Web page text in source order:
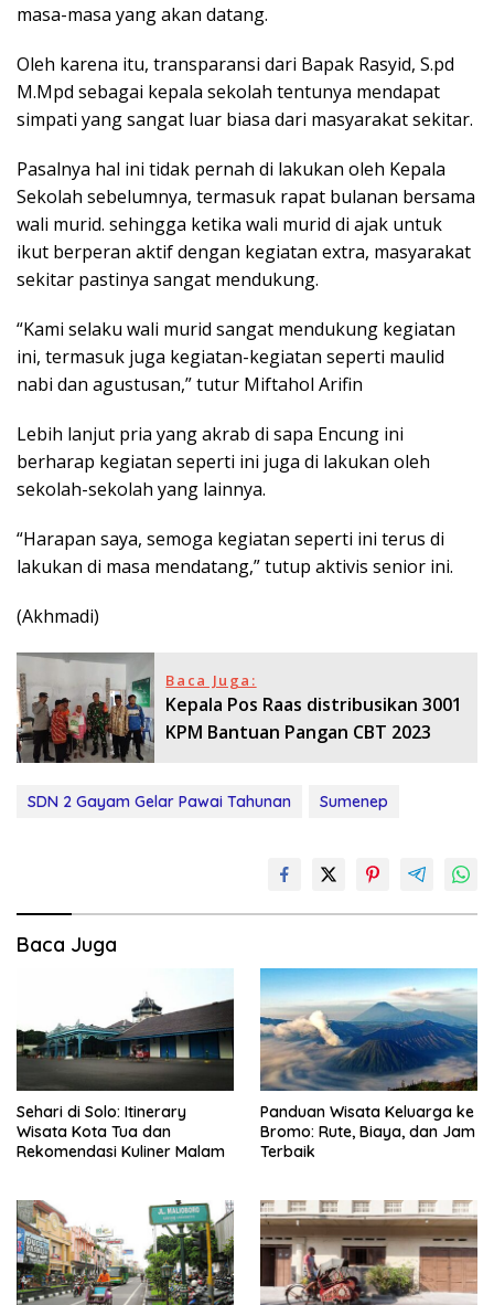
masa-masa yang akan datang.
Oleh karena itu, transparansi dari Bapak Rasyid, S.pd
M.Mpd sebagai kepala sekolah tentunya mendapat
simpati yang sangat luar biasa dari masyarakat sekitar.
Pasalnya hal ini tidak pernah di lakukan oleh Kepala
Sekolah sebelumnya, termasuk rapat bulanan bersama
wali murid. sehingga ketika wali murid di ajak untuk
ikut berperan aktif dengan kegiatan extra, masyarakat
sekitar pastinya sangat mendukung.
“Kami selaku wali murid sangat mendukung kegiatan
ini, termasuk juga kegiatan-kegiatan seperti maulid
nabi dan agustusan,” tutur Miftahol Arifin
Lebih lanjut pria yang akrab di sapa Encung ini
berharap kegiatan seperti ini juga di lakukan oleh
sekolah-sekolah yang lainnya.
“Harapan saya, semoga kegiatan seperti ini terus di
lakukan di masa mendatang,” tutup aktivis senior ini.
(Akhmadi)
Baca Juga:
Kepala Pos Raas distribusikan 3001
KPM Bantuan Pangan CBT 2023
SDN 2 Gayam Gelar Pawai Tahunan Sumenep
Baca Juga
Sehari di Solo: Itinerary
Wisata Kota Tua dan
Rekomendasi Kuliner Malam
Panduan Wisata Keluarga ke
Bromo: Rute, Biaya, dan Jam
Terbaik